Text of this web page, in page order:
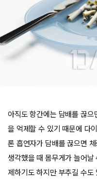
아직도 항간에는 담배를 끊
을 억제할 수 있기 때문에 다
론 흡연자가 담배를 끊으면
생각했을 때 몸무게가 늘어날
제하기도 하지만 부추길 수